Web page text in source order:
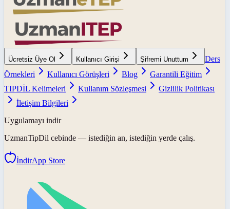
Ücretsiz Üye Ol Kullanıcı Girişi Şifremi Unuttum
Ders
Örnekleri
Kullanıcı Görüşleri Blog
Garantili Eğitim
TIPDİL Kelimeleri
Kullanım Sözleşmesi
Gizlilik Politikası
İletişim Bilgileri
Uygulamayı indir
UzmanTipDil cebinde — istediğin an, istediğin yerde çalış.
İndirApp Store